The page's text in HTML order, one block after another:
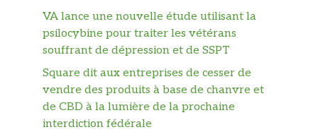
VA lance une nouvelle étude utilisant la
psilocybine pour traiter les vétérans
souffrant de dépression et de SSPT
Square dit aux entreprises de cesser de
vendre des produits à base de chanvre et
de CBD à la lumière de la prochaine
interdiction fédérale